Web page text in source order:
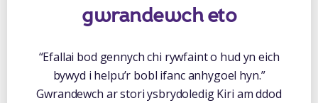
gwrandewch eto
“Efallai bod gennych chi rywfaint o hud yn eich
bywyd i helpu’r bobl ifanc anhygoel hyn.”
Gwrandewch ar stori ysbrydoledig Kiri am ddod